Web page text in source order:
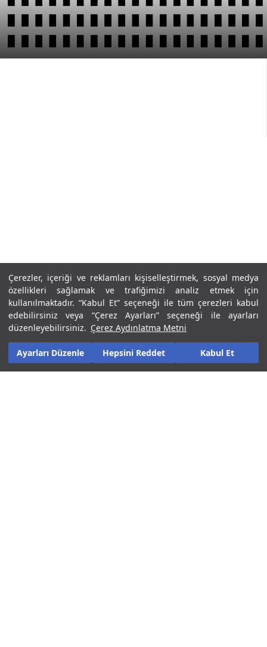
Çerezler, içeriği ve reklamları kişiselleştirmek, sosyal medya
özellikleri sağlamak ve trafiğimizi analiz etmek için
kullanılmaktadır. “Kabul Et” seçeneği ile tüm çerezleri kabul
edebilirsiniz veya “Çerez Ayarları” seçeneği ile ayarları
düzenleyebilirsiniz. Çerez Aydınlatma Metni
Ayarları Düzenle Hepsini Reddet Kabul Et